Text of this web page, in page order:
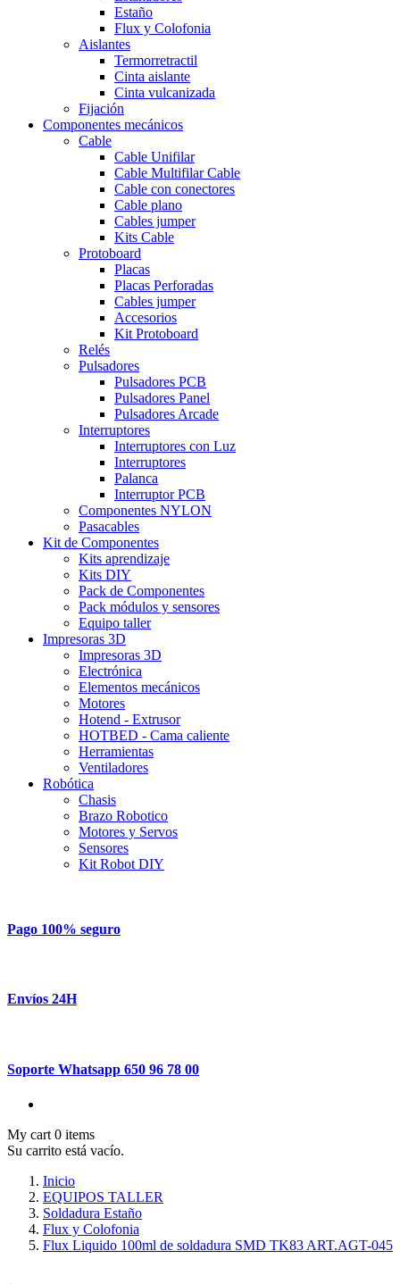
Estaño
Flux y Colofonia
Aislantes
Termorretractil
Cinta aislante
Cinta vulcanizada
Fijación
Componentes mecánicos
Cable
Cable Unifilar
Cable Multifilar Cable
Cable con conectores
Cable plano
Cables jumper
Kits Cable
Protoboard
Placas
Placas Perforadas
Cables jumper
Accesorios
Kit Protoboard
Relés
Pulsadores
Pulsadores PCB
Pulsadores Panel
Pulsadores Arcade
Interruptores
Interruptores con Luz
Interruptores
Palanca
Interruptor PCB
Componentes NYLON
Pasacables
Kit de Componentes
Kits aprendizaje
Kits DIY
Pack de Componentes
Pack módulos y sensores
Equipo taller
Impresoras 3D
Impresoras 3D
Electrónica
Elementos mecánicos
Motores
Hotend - Extrusor
HOTBED - Cama caliente
Herramientas
Ventiladores
Robótica
Chasis
Brazo Robotico
Motores y Servos
Sensores
Kit Robot DIY
Pago 100% seguro
Envíos 24H
Soporte Whatsapp 650 96 78 00
My cart 0 items
Su carrito está vacío.
Inicio
EQUIPOS TALLER
Soldadura Estaño
Flux y Colofonia
Flux Liquido 100ml de soldadura SMD TK83 ART.AGT-045